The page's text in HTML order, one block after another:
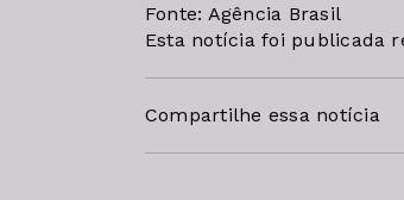
Fonte: Agência Brasil
Esta notícia foi publicada
Compartilhe essa notícia